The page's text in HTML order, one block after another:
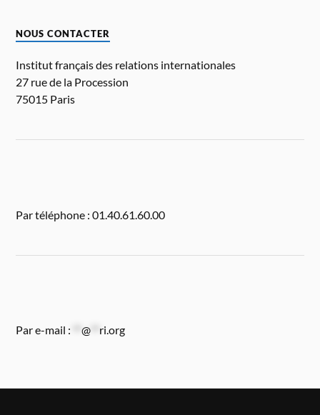
NOUS CONTACTER
Institut français des relations internationales
27 rue de la Procession
75015 Paris
Par téléphone : 01.40.61.60.00
Par e-mail : **@ ri.org